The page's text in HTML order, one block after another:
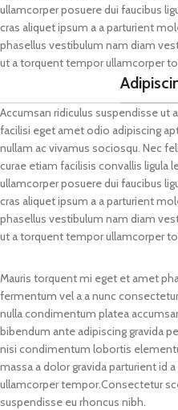
ullamcorper posuere dui faucibus
cras aliquet ipsum a a parturient
phasellus vestibulum nam diam
ut a torquent tempor ullamcorper
Accumsan ridiculus suspendisse ut
facilisi eget amet odio adipiscing
nullam ac vivamus sociosqu. Nec
curae etiam facilisis convallis ligula
ullamcorper posuere dui faucibus
cras aliquet ipsum a a parturient
phasellus vestibulum nam diam
ut a torquent tempor ullamcorper
Mauris torquent mi eget et amet
fermentum vel a a nunc
nulla condimentum platea
bibendum ante adipiscing gravida
nisi condimentum lobortis
massa a dolor gravida parturient id
ullamcorper tempor.Consectetur
suspendisse eu rhoncus nibh.